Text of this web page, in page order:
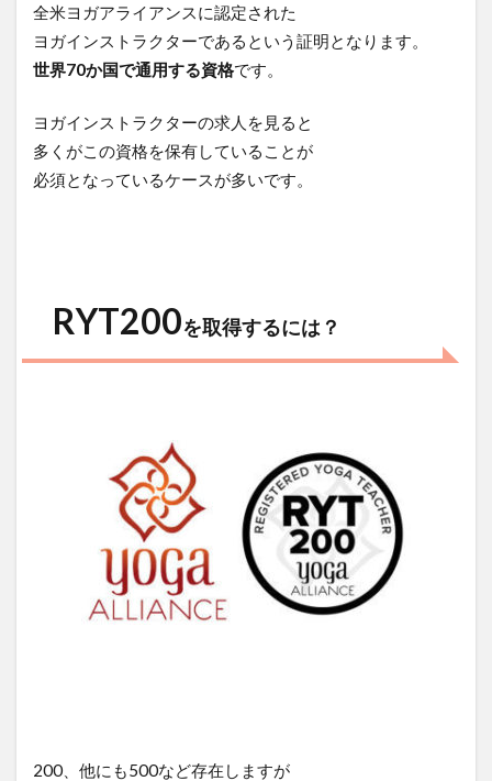
全米ヨガアライアンスに認定された
ヨガインストラクターであるという証明となります。
世界70か国で通用する資格です。
ヨガインストラクターの求人を見ると
多くがこの資格を保有していることが
必須となっているケースが多いです。
RYT200を取得するには？
200、他にも500など存在しますが